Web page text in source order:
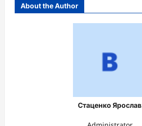
About the Author
Стаценко Ярослав